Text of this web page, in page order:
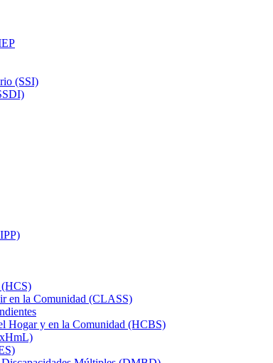
(SSI)
(HCS)
en la Comunidad (CLASS)
Hogar y en la Comunidad (HCBS)